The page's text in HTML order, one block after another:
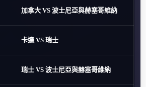
加拿大 VS 波士尼亞與赫塞哥維納
卡達 VS 瑞士
瑞士 VS 波士尼亞與赫塞哥維納